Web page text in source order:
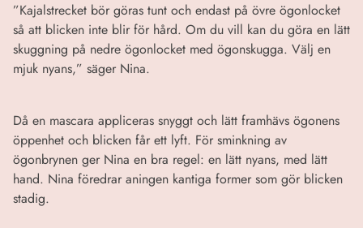
”Kajalstrecket bör göras tunt och endast på övre ögonlocket
så att blicken inte blir för hård. Om du vill kan du göra en lätt
skuggning på nedre ögonlocket med ögonskugga. Välj en
mjuk nyans,” säger Nina.
Då en mascara appliceras snyggt och lätt framhävs ögonens
öppenhet och blicken får ett lyft. För sminkning av
ögonbrynen ger Nina en bra regel: en lätt nyans, med lätt
hand. Nina föredrar aningen kantiga former som gör blicken
stadig.